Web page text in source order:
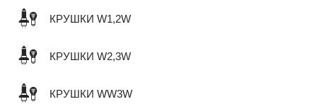
КРУШКИ W1,2W
КРУШКИ W2,3W
КРУШКИ WW3W